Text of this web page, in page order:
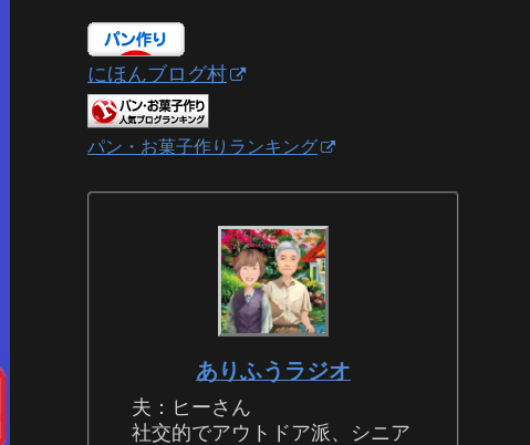
にほんブログ村
パン・お菓子作りランキング
ありふうラジオ
夫：ヒーさん
社交的でアウトドア派、シニア